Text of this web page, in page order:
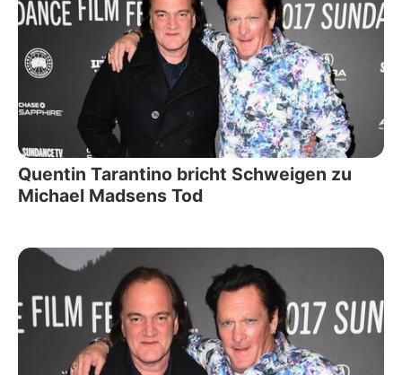
Quentin Tarantino bricht Schweigen zu
Michael Madsens Tod